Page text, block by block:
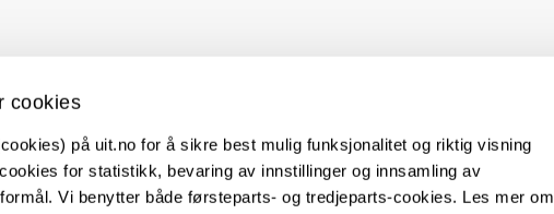
cookies
på uit.no for å sikre best mulig funksjonalitet og riktig visning
for statistikk, bevaring av innstillinger og innsamling av
Vi benytter både førsteparts- og tredjeparts-cookies. Les mer om